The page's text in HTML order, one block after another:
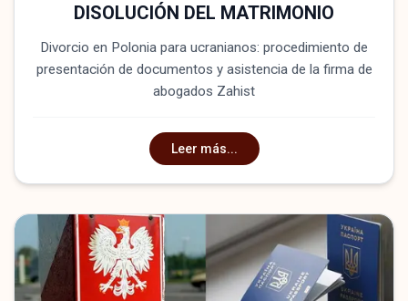
DISOLUCIÓN DEL MATRIMONIO
Divorcio en Polonia para ucranianos: procedimiento de
presentación de documentos y asistencia de la firma de
abogados Zahist
Leer más...